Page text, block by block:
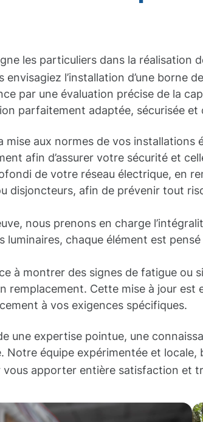
les particuliers dans la réalisation
l’installation d’une borne
par une évaluation précise de la
parfaitement adaptée, sécurisée
aux normes de vos installations
afin d’assurer votre sécurité et
de votre réseau électrique, en
disjoncteurs, afin de prévenir tout
nous prenons en charge
luminaires, chaque élément est
à montrer des signes de fatigue ou
remplacement. Cette mise à jour est
à vos exigences spécifiques.
une expertise pointue, une
Notre équipe expérimentée et locale,
apporter entière satisfaction et